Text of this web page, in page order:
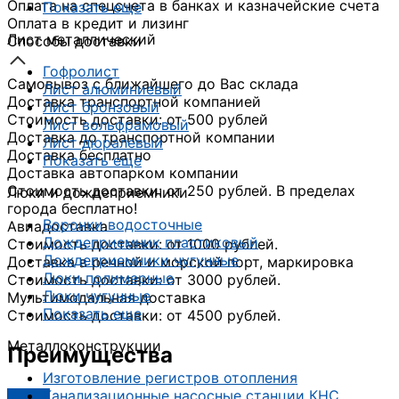
Показать еще
Лист металлический
Гофролист
Лист алюминиевый
Лист бронзовый
Лист вольфрамовый
Лист дюралевый
Показать еще
Люки и дождеприемники
Воронки водосточные
Дождеприемник пластиковый
Дождеприемники чугунные
Люки полимерные
Люки чугунные
Показать еще
Металлоконструкции
Изготовление регистров отопления
Канализационные насосные станции КНС
Оплата на спецсчета в банках и казначейские счета
Оплата в кредит и лизинг
Способы доставки
Самовывоз с ближайшего до Вас склада
Доставка транспортной компанией
Стоимость доставки: от 500 рублей
Доставка до транспортной компании
Доставка бесплатно
Доставка автопарком компании
Стоимость доставки: от 250 рублей. В пределах
города бесплатно!
Авиадоставка
Стоимость доставки: от 1000 рублей.
Доставка в речной и морской порт, маркировка
Стоимость доставки: от 3000 рублей.
Мультимодальная доставка
Стоимость доставки: от 4500 рублей.
Преимущества